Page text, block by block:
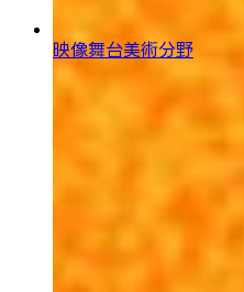
映像舞台美術分野